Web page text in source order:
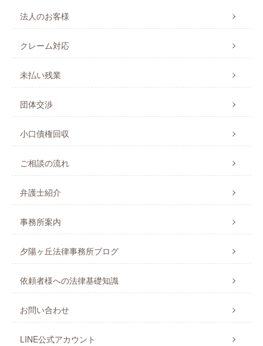
法人のお客様
クレーム対応
未払い残業
団体交渉
小口債権回収
ご相談の流れ
弁護士紹介
事務所案内
夕陽ヶ丘法律事務所ブログ
依頼者様への法律基礎知識
お問い合わせ
LINE公式アカウント